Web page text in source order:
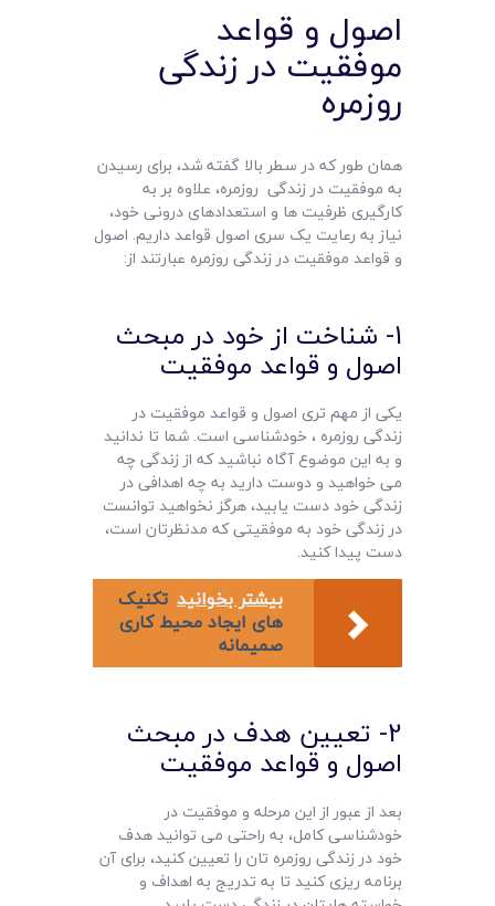
اصول و قواعد
موفقیت در زندگی
روزمره
همان طور که در سطر بالا گفته شد، برای رسیدن
به موفقیت در زندگی روزمره، علاوه بر به
کارگیری ظرفیت ها و استعدادهای درونی خود،
نیاز به رعایت یک سری اصول قواعد داریم. اصول
و قواعد موفقیت در زندگی روزمره عبارتند از:
1- شناخت از خود در مبحث
اصول و قواعد موفقیت
یکی از مهم تری اصول و قواعد موفقیت در
زندگی روزمره ، خودشناسی است. شما تا ندانید
و به این موضوع آگاه نباشید که از زندگی چه
می خواهید و دوست دارید به چه اهدافی در
زندگی خود دست یابید، هرگز نخواهید توانست
در زندگی خود به موفقیتی که مدنظرتان است،
دست پیدا کنید.
بیشتر بخوانید تکنیک
های ایجاد محیط کاری
صمیمانه
2- تعیین هدف در مبحث
اصول و قواعد موفقیت
بعد از عبور از این مرحله و موفقیت در
خودشناسی کامل، به راحتی می توانید هدف
خود در زندگی روزمره تان را تعیین کنید، برای آن
برنامه ریزی کنید تا به تدریج به اهداف و